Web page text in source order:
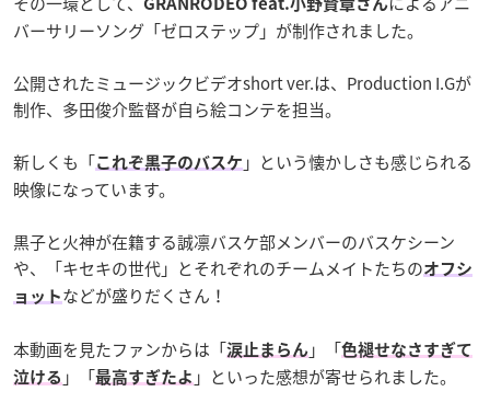
GRANRODEO feat.小野賢章さん
バーサリーソング「ゼロステップ」が制作されました。
公開されたミュージックビデオshort ver.は、Production I.Gが
制作、多田俊介監督が自ら絵コンテを担当。
新しくも「これぞ黒子のバスケ 」という懐かしさも感じられる
映像になっています。
黒子と火神が在籍する誠凛バスケ部メンバーのバスケシーン
や、「キセキの世代」とそれぞれのチームメイトたちのオフシ
ョット などが盛りだくさん！
本動画を見たファンからは「涙止まらん 」「色褪せなさすぎて
泣ける 」「最高すぎたよ 」といった感想が寄せられました。